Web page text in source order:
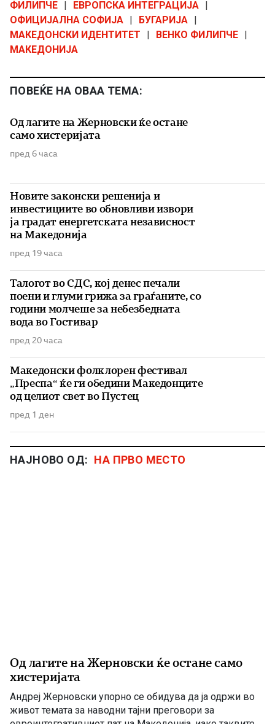
ФИЛИПЧЕ ЕВРОПСКА ИНТЕГРАЦИЈА
ОФИЦИЈАЛНА СОФИЈА
БУГАРИЈА
МАКЕДОНСКИ ИДЕНТИТЕТ
ВЕНКО ФИЛИПЧЕ
МАКЕДОНИЈА
ПОВЕЌЕ НА ОВАА ТЕМА:
Од лагите на Жерновски ќе остане
само хистеријата
пред 6 часа
Новите законски решенија и
инвестициите во обновливи извори
ја градат енергетската независност
на Македонија
пред 19 часа
Талогот во СДС, кој денес печали
поени и глуми грижа за граѓаните, со
години молчеше за небезбедната
вода во Гостивар
пред 20 часа
Македонски фолклорен фестивал
„Преспа“ ќе ги обедини Македонците
од целиот свет во Пустец
пред 1 ден
НАЈНОВО ОД: НА ПРВО МЕСТО
Од лагите на Жерновски ќе остане само
хистеријата
Андреј Жерновски упорно се обидува да ја одржи во
живот темата за наводни тајни преговори за